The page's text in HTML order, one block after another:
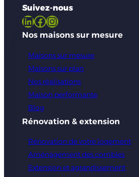
Suivez-nous
LinkedIn Facebook Instagram
Nos maisons sur mesure
Maisons sur mesure
Maisons sur plan
Nos réalisations
Maison performante
Blog
Rénovation & extension
Rénovation de votre logement
Aménagement des combles
Extension et agrandissement